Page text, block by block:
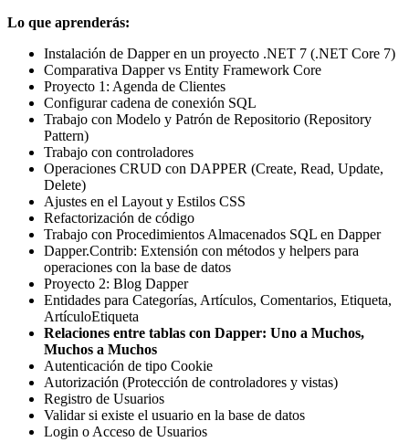
Lo que aprenderás:
Instalación de Dapper en un proyecto .NET 7 (.NET Core 7)
Comparativa Dapper vs Entity Framework Core
Proyecto 1: Agenda de Clientes
Configurar cadena de conexión SQL
Trabajo con Modelo y Patrón de Repositorio (Repository
Pattern)
Trabajo con controladores
Operaciones CRUD con DAPPER (Create, Read, Update,
Delete)
Ajustes en el Layout y Estilos CSS
Refactorización de código
Trabajo con Procedimientos Almacenados SQL en Dapper
Dapper.Contrib: Extensión con métodos y helpers para
operaciones con la base de datos
Proyecto 2: Blog Dapper
Entidades para Categorías, Artículos, Comentarios, Etiqueta,
ArtículoEtiqueta
Relaciones entre tablas con Dapper: Uno a Muchos,
Muchos a Muchos
Autenticación de tipo Cookie
Autorización (Protección de controladores y vistas)
Registro de Usuarios
Validar si existe el usuario en la base de datos
Login o Acceso de Usuarios